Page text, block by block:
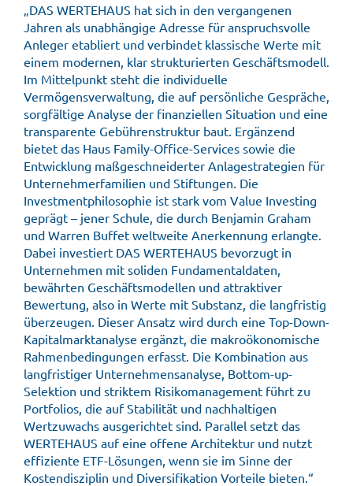
„DAS WERTEHAUS hat sich in den vergangenen
Jahren als unabhängige Adresse für anspruchsvolle
Anleger etabliert und verbindet klassische Werte mit
einem modernen, klar strukturierten Geschäftsmodell.
Im Mittelpunkt steht die individuelle
Vermögensverwaltung, die auf persönliche Gespräche,
sorgfältige Analyse der finanziellen Situation und eine
transparente Gebührenstruktur baut. Ergänzend
bietet das Haus Family-Office-Services sowie die
Entwicklung maßgeschneiderter Anlagestrategien für
Unternehmerfamilien und Stiftungen. Die
Investmentphilosophie ist stark vom Value Investing
geprägt – jener Schule, die durch Benjamin Graham
und Warren Buffet weltweite Anerkennung erlangte.
Dabei investiert DAS WERTEHAUS bevorzugt in
Unternehmen mit soliden Fundamentaldaten,
bewährten Geschäftsmodellen und attraktiver
Bewertung, also in Werte mit Substanz, die langfristig
überzeugen. Dieser Ansatz wird durch eine Top-Down-
Kapitalmarktanalyse ergänzt, die makroökonomische
Rahmenbedingungen erfasst. Die Kombination aus
langfristiger Unternehmensanalyse, Bottom-up-
Selektion und striktem Risikomanagement führt zu
Portfolios, die auf Stabilität und nachhaltigen
Wertzuwachs ausgerichtet sind. Parallel setzt das
WERTEHAUS auf eine offene Architektur und nutzt
effiziente ETF-Lösungen, wenn sie im Sinne der
Kostendisziplin und Diversifikation Vorteile bieten.“